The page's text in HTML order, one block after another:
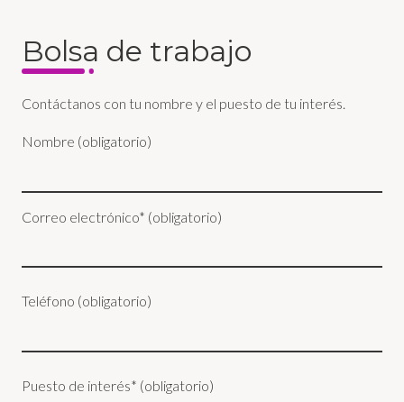
Bolsa de trabajo
Contáctanos con tu nombre y el puesto de tu interés.
Nombre (obligatorio)
Correo electrónico* (obligatorio)
Teléfono (obligatorio)
Puesto de interés* (obligatorio)